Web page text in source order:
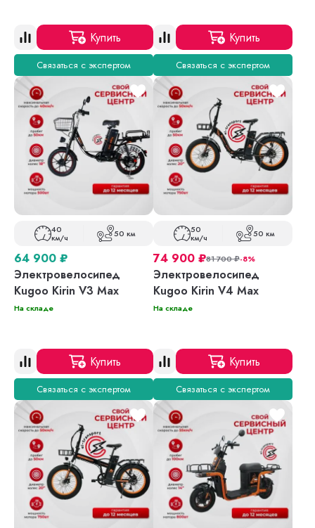
Купить
Связаться с экспертом
Купить
Связаться с экспертом
40
км/ч 50 км
64 900 ₽
Электровелосипед
Kugoo Kirin V3 Max
На складе
Купить
Связаться с экспертом
50
км/ч 50 км
74 900 ₽81 700₽-8%
Электровелосипед
Kugoo Kirin V4 Max
На складе
Купить
Связаться с экспертом